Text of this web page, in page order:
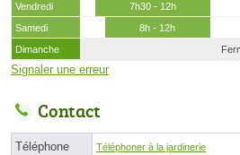
Vendredi
7h30 - 12h
Samedi
8h - 12h
Dimanche
Signaler une erreur
Contact
Téléphone Téléphoner à la jardinerie